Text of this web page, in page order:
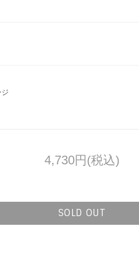
4,730円(税込)
SOLD OUT